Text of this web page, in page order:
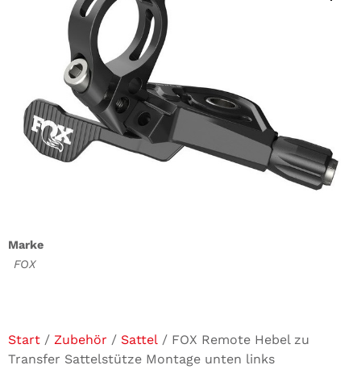
Marke
FOX
Start / Zubehör / Sattel / FOX Remote Hebel zu
Transfer Sattelstütze Montage unten links